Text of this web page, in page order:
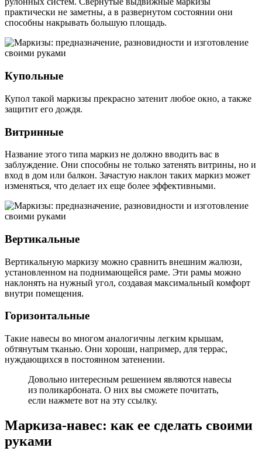
практически не заметны, а в развернутом состоянии они
способны накрывать большую площадь.
Купольные
Купол такой маркизы прекрасно затенит любое окно, а также
защитит его дождя.
Витринные
Название этого типа маркиз не должно вводить вас в
заблуждение. Они способны не только затенять витрины, но и
вход в дом или балкон. Зачастую наклон таких маркиз может
изменяться, что делает их еще более эффективными.
Вертикальные
Вертикальную маркизу можно сравнить внешним жалюзи,
установленном на поднимающейся раме. Эти рамы можно
наклонять на нужный угол, создавая максимальный комфорт
внутри помещения.
Горизонтальные
Такие навесы во многом аналогичны легким крышам,
обтянутым тканью. Они хороши, например, для террас,
нуждающихся в постоянном затенении.
Довольно интересным решением являются навесы
из поликарбоната. О них вы сможете почитать,
если нажмете вот на эту ссылку.
Маркиза-навес: как ее сделать своими
руками